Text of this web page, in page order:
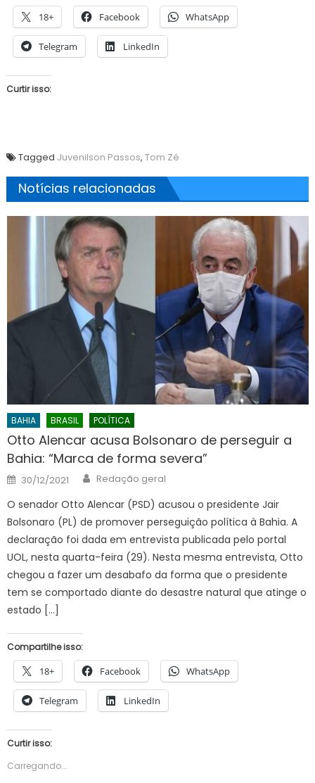
18+ Facebook WhatsApp
Telegram LinkedIn
Curtir isso:
Tagged Juvenilson Passos, Tom Zé
Notícias relacionadas
BAHIA BRASIL POLÍTICA
Otto Alencar acusa Bolsonaro de perseguir a
Bahia: “Marca de forma severa”
Posted
on
30/12/2021 Author
Redação geral
O senador Otto Alencar (PSD) acusou o presidente Jair
Bolsonaro (PL) de promover perseguição política à Bahia. A
declaração foi dada em entrevista publicada pelo portal
UOL, nesta quarta-feira (29). Nesta mesma entrevista, Otto
chegou a fazer um desabafo da forma que o presidente
tem se comportado diante do desastre natural que atinge o
estado […]
Compartilhe isso:
18+ Facebook WhatsApp
Telegram LinkedIn
Curtir isso:
Carregando...